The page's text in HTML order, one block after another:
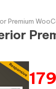
Premium